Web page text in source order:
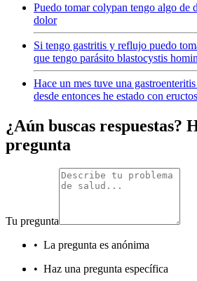
Puedo tomar colypan tengo algo de
dolor
Si tengo gastritis y reflujo puedo
que tengo parásito blastocystis
Hace un mes tuve una
desde entonces he estado con
¿Aún buscas respuestas?
pregunta
Tu pregunta
• La pregunta es anónima
• Haz una pregunta específica